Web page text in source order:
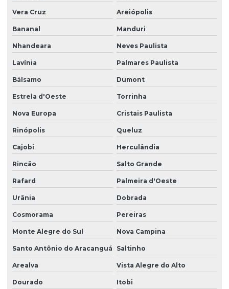
Vera Cruz Areiópolis
Bananal Manduri
Nhandeara Neves Paulista
Lavínia Palmares Paulista
Bálsamo Dumont
Estrela d'Oeste Torrinha
Nova Europa Cristais Paulista
Rinópolis Queluz
Cajobi Herculândia
Rincão Salto Grande
Rafard Palmeira d'Oeste
Urânia Dobrada
Cosmorama Pereiras
Monte Alegre do Sul Nova Campina
Santo Antônio do Aracanguá Saltinho
Arealva Vista Alegre do Alto
Dourado Itobi